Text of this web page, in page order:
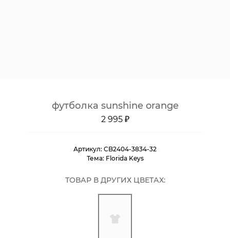
футболка sunshine orange
2 995 ₽
Артикул: CB2404-3834-32
Тема: Florida Keys
ТОВАР В ДРУГИХ ЦВЕТАХ: